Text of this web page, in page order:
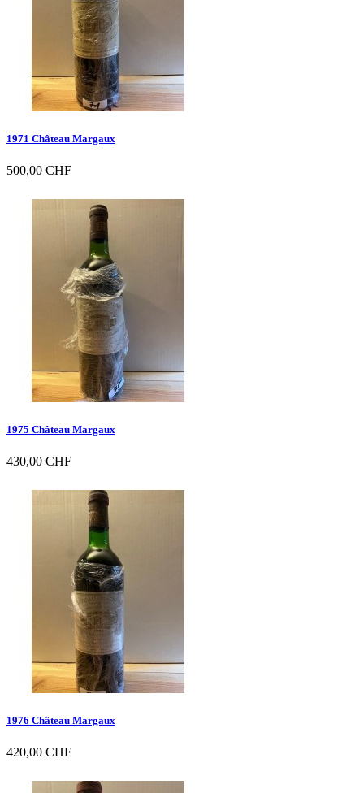
1971 Château Margaux
500,00 CHF
1975 Château Margaux
430,00 CHF
1976 Château Margaux
420,00 CHF